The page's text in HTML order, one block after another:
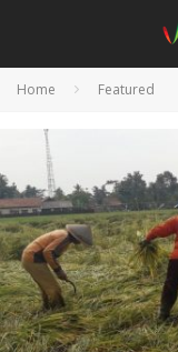
Home Featured